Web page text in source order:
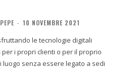
- 10 NOVEMBRE 2021
le tecnologie digitali
i propri clienti o per il proprio
senza essere legato a sedi